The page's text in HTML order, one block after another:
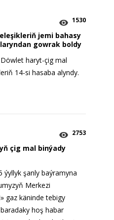
1530
jemi bahasy
gowrak boldy
haryt-çig mal
14-si hasaba alyndy.
2753
çig mal binýady
ýyllyk şanly baýramyna
Merkezi
gaz käninde tebigy
hoş habar